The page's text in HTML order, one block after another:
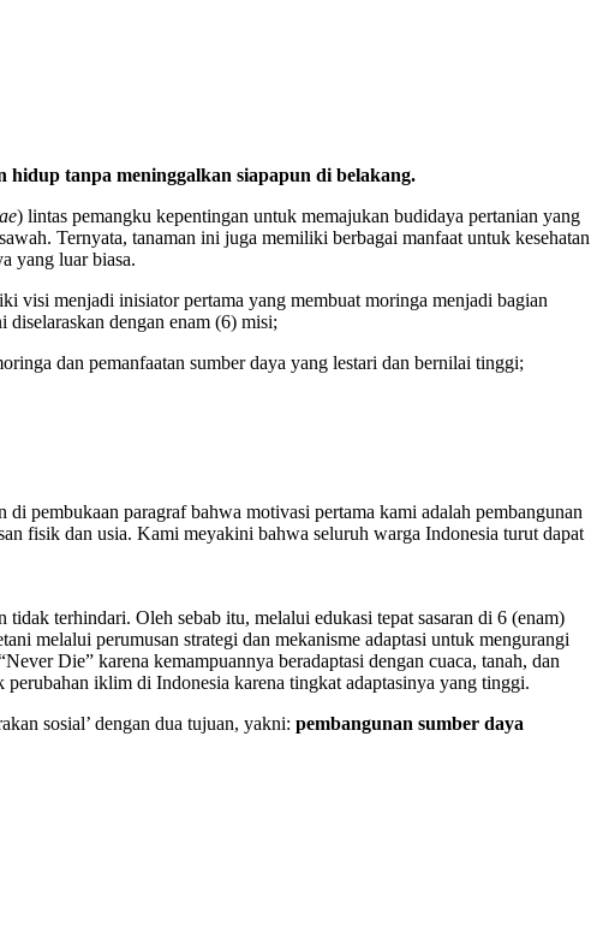
hidup tanpa meninggalkan siapapun di belakang.
) lintas pemangku kepentingan untuk memajukan budidaya pertanian yang
Ternyata, tanaman ini juga memiliki berbagai manfaat untuk kesehatan
yang luar biasa.
visi menjadi inisiator pertama yang membuat moringa menjadi bagian
dengan enam (6) misi;
dan pemanfaatan sumber daya yang lestari dan bernilai tinggi;
pembukaan paragraf bahwa motivasi pertama kami adalah pembangunan
fisik dan usia. Kami meyakini bahwa seluruh warga Indonesia turut dapat
terhindari. Oleh sebab itu, melalui edukasi tepat sasaran di 6 (enam)
melalui perumusan strategi dan mekanisme adaptasi untuk mengurangi
Die” karena kemampuannya beradaptasi dengan cuaca, tanah, dan
perubahan iklim di Indonesia karena tingkat adaptasinya yang tinggi.
sosial’ dengan dua tujuan, yakni: pembangunan sumber daya